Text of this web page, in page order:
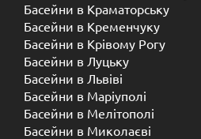
Басейни в Краматорську
Басейни в Кременчуку
Басейни в Крівому Рогу
Басейни в Луцьку
Басейни в Львіві
Басейни в Маріуполі
Басейни в Мелітополі
Басейни в Миколаєві